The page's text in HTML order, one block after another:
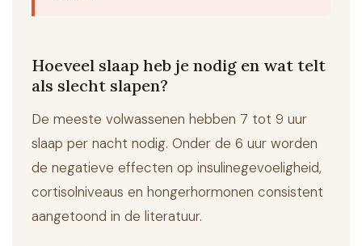
Hoeveel slaap heb je nodig en wat telt
als slecht slapen?
De meeste volwassenen hebben 7 tot 9 uur
slaap per nacht nodig. Onder de 6 uur worden
de negatieve effecten op insulinegevoeligheid,
cortisolniveaus en hongerhormonen consistent
aangetoond in de literatuur.